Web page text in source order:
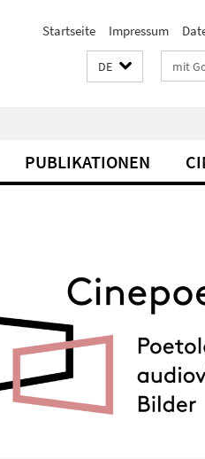
Startseite Impressum
DE
PUBLIKATIONEN